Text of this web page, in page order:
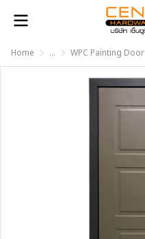
Home ... WPC Painting Door